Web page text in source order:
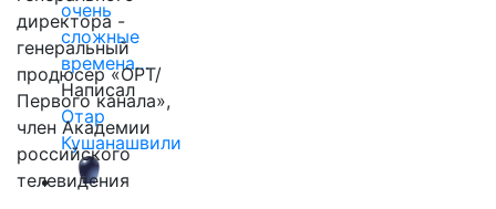
очень
сложные
времена…
Написал
Отар
Кушанашвили
директора -
генеральный
продюсер «ОРТ/
Первого канала»,
член Академии
российского
телевидения